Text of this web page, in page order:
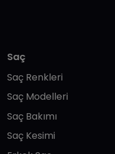
Saç
Saç Renkleri
Saç Modelleri
Saç Bakımı
Saç Kesimi